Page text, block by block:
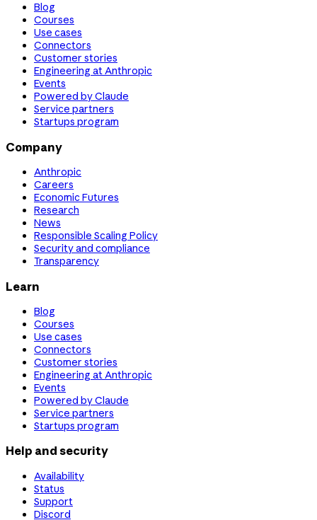
Blog
Courses
Use cases
Connectors
Customer stories
Engineering at Anthropic
Events
Powered by Claude
Service partners
Startups program
Company
Anthropic
Careers
Economic Futures
Research
News
Responsible Scaling Policy
Security and compliance
Transparency
Learn
Blog
Courses
Use cases
Connectors
Customer stories
Engineering at Anthropic
Events
Powered by Claude
Service partners
Startups program
Help and security
Availability
Status
Support
Discord